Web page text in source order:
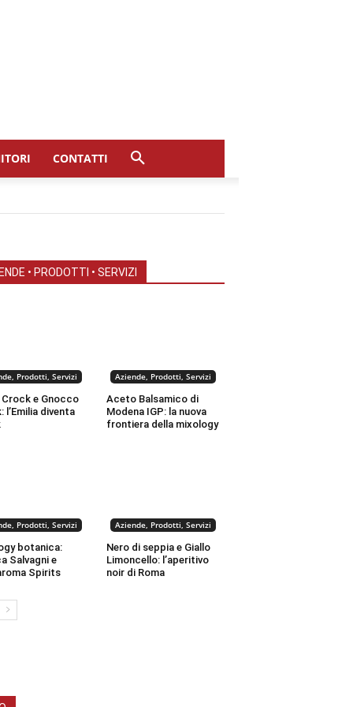
CONTATTI
• PRODOTTI • SERVIZI
Prodotti, Servizi
e Gnocco
l’Emilia diventa
Aziende, Prodotti, Servizi
Aceto Balsamico di
Modena IGP: la nuova
frontiera della mixology
Prodotti, Servizi
botanica:
Salvagni e
Spirits
Aziende, Prodotti, Servizi
Nero di seppia e Giallo
Limoncello: l’aperitivo
noir di Roma